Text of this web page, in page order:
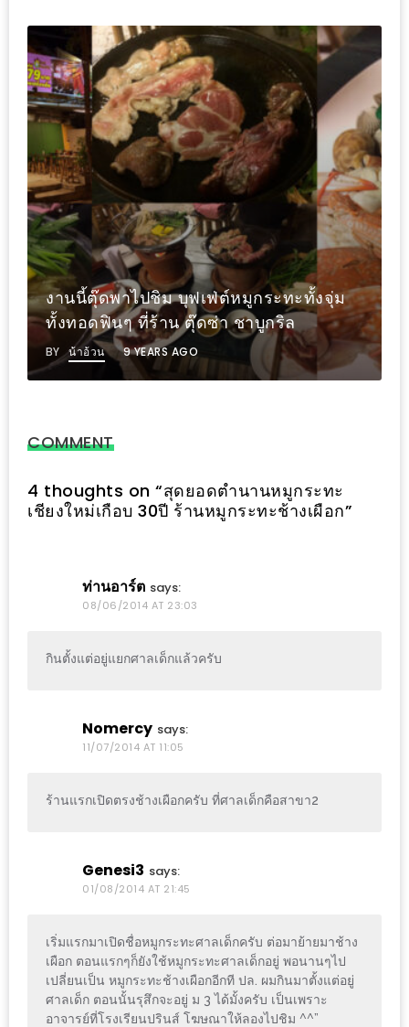
พา
เพื่อน
มา
ม่วน
กั๋น
บน
INSTAGRAM
รวม
โปร
โม
ชั่
แห่ง
2557
กระทะ
ทั่ว
TOP30
เกิน
บาท
ดี
กับ
แจก
ฟรี
LINE
GIFTCODE!
ลักจุ่ม มุมตึก ร้านหมูจุ่มน้องใหม่
บรรยากาศโรแมนติก เชียงใหม่
BY น้าอ้วน 13 YEARS AGO
COMMENT
4 thoughts on “สุดยอดตำนานหมูกระทะ
เชียงใหม่เกือบ 30ปี ร้านหมูกระทะช้างเผือก”
ท่านอาร์ต says:
08/06/2014 AT 23:03
กินตั้งแต่อยู่แยกศาลเด็กแล้วครับ
Nomercy says:
11/07/2014 AT 11:05
ร้านแรกเปิดตรงช้างเผือกครับ ที่ศาลเด็กคือสาขา2
Genesi3 says:
01/08/2014 AT 21:45
เริ่มแรกมาเปิดชื่อหมูกระทะศาลเด็กครับ ต่อมาย้ายมาช้าง
เผือก ตอนแรกๆก็ยังใช้หมูกระทะศาลเด็กอยู่ พอนานๆไป
เปลี่ยนเป็น หมูกระทะช้างเผือกอีกที ปล. ผมกินมาตั้งแต่อยู่
ศาลเด็ก ตอนนั้นรุสึกจะอยู่ ม 3 ได้มั้งครับ เป็นเพราะ
อาจารย์ที่โรงเรียนปรินส์ โฆษณาให้ลองไปชิม ^^”